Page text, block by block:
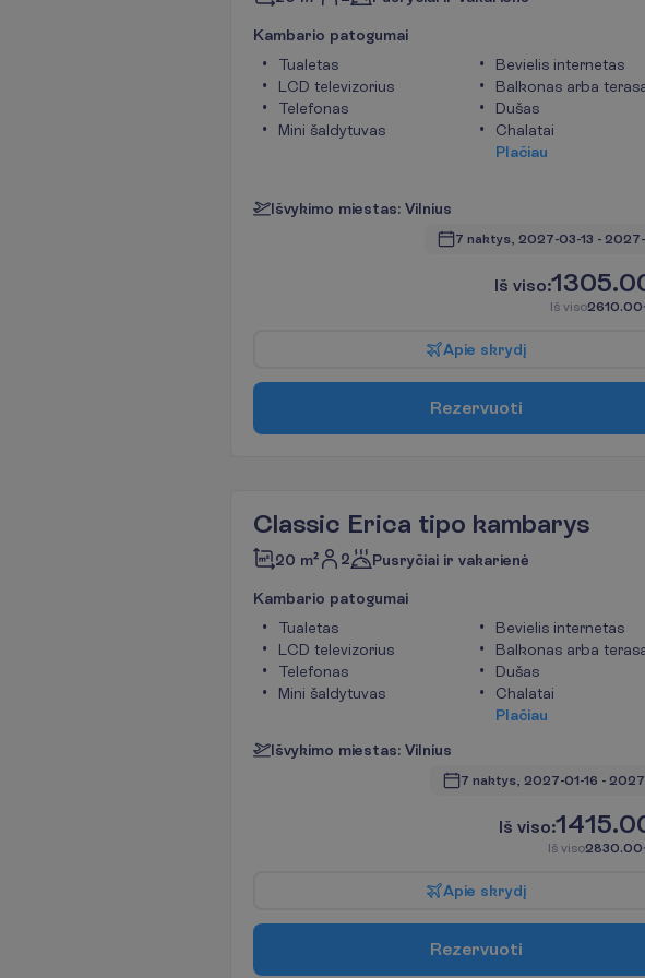
Kambario patogumai
Tualetas
LCD televizorius
Telefonas
Mini šaldytuvas
Bevielis internetas
Balkonas arba
Dušas
Chalatai
Plačiau
Išvykimo miestas: Vilnius
7 naktys, 2027-03-13 -
Iš viso:
Iš viso2610.00
Apie skrydį
Rezervuoti
Classic Erica tipo kambarys
20 m² 2 Pusryčiai ir vakarienė
Kambario patogumai
Tualetas
LCD televizorius
Telefonas
Mini šaldytuvas
Bevielis internetas
Balkonas arba
Dušas
Chalatai
Plačiau
Išvykimo miestas: Vilnius
7 naktys, 2027-01-16 -
Iš viso:
Iš viso2830.00
Apie skrydį
Rezervuoti